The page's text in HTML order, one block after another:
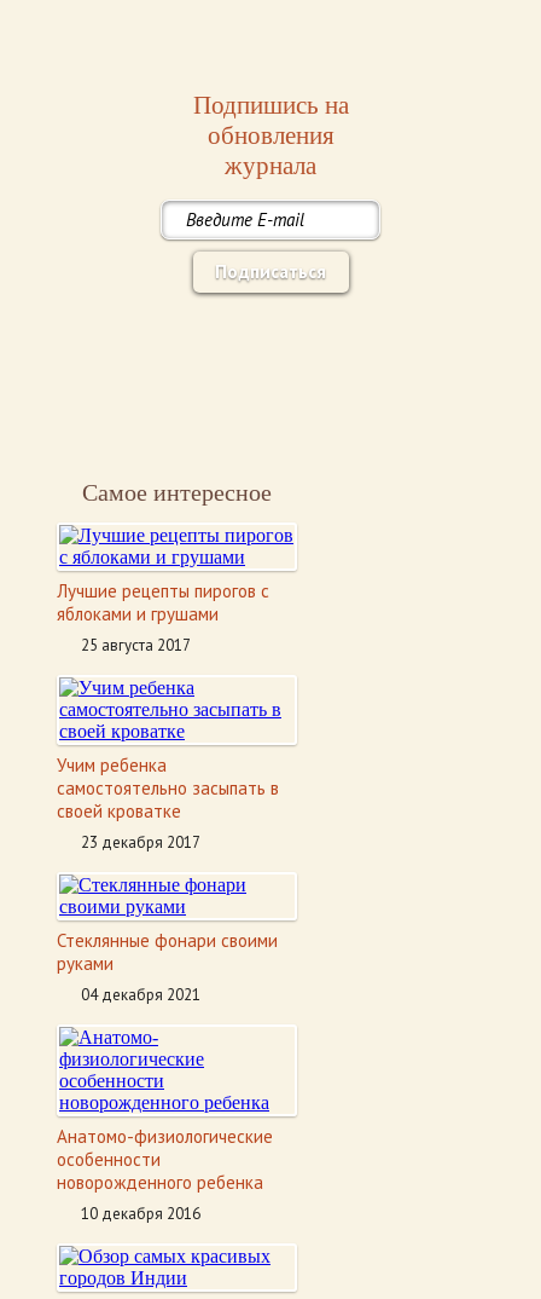
Подпишись на
обновления
журнала
Подписаться
Самое интересное
Лучшие рецепты пирогов с
яблоками и грушами
25 августа 2017
Учим ребенка
самостоятельно засыпать в
своей кроватке
23 декабря 2017
Стеклянные фонари своими
руками
04 декабря 2021
Анатомо-физиологические
особенности
новорожденного ребенка
10 декабря 2016